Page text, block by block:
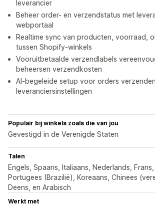
leverancier
Beheer order- en verzendstatus met
webportaal
Realtime sync van producten, voorraad,
tussen Shopify-winkels
Vooruitbetaalde verzendlabels
beheersen verzendkosten
AI-begeleide setup voor orders
leveranciersinstellingen
Populair bij winkels zoals die van jou
Gevestigd in de Verenigde Staten
Talen
Engels, Spaans, Italiaans, Nederlands,
Portugees (Brazilië), Koreaans, Chinees
Deens, en Arabisch
Werkt met